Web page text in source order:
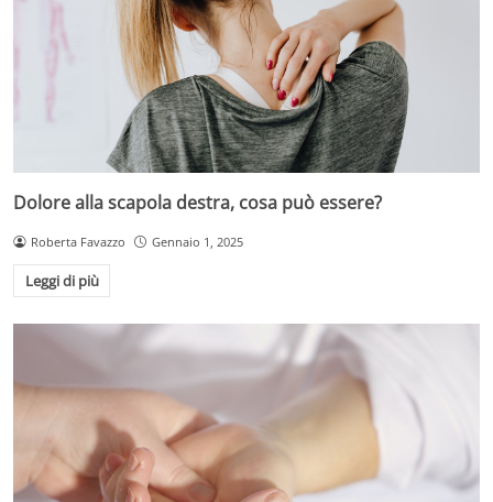
Dolore alla scapola destra, cosa può essere?
Roberta Favazzo Gennaio 1, 2025
Leggi di più